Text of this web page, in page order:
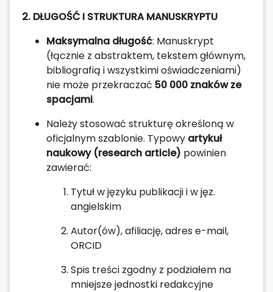
2. DŁUGOŚĆ I STRUKTURA MANUSKRYPTU
Maksymalna długość: Manuskrypt
(łącznie z abstraktem, tekstem głównym,
bibliografią i wszystkimi oświadczeniami)
nie może przekraczać 50 000 znaków ze
spacjami.
Należy stosować strukturę określoną w
oficjalnym szablonie. Typowy artykuł
naukowy (research article) powinien
zawierać:
Tytuł w języku publikacji i w jęz.
angielskim
Autor(ów), afiliację, adres e-mail,
ORCID
Spis treści zgodny z podziałem na
mniejsze jednostki redakcyjne